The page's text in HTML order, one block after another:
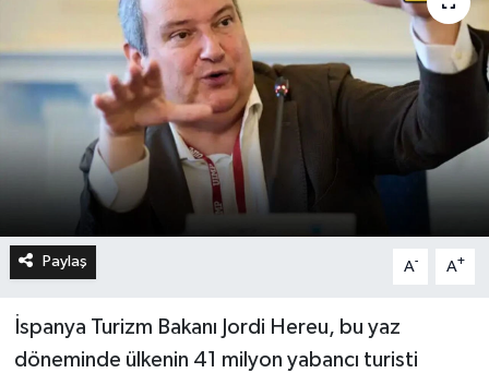
Paylaş A- A+
İspanya Turizm Bakanı Jordi Hereu, bu yaz
döneminde ülkenin 41 milyon yabancı turisti